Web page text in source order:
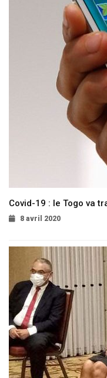
Covid-19 : le Togo va
8 avril 2020